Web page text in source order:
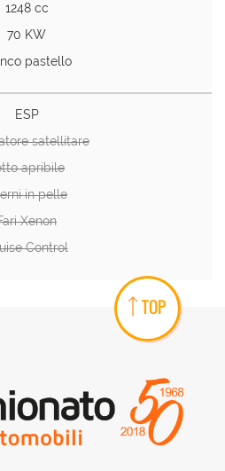
1248 cc
70 KW
pastello
ESP
satellitare
apribile
in pelle
Xenon
Control
TOP